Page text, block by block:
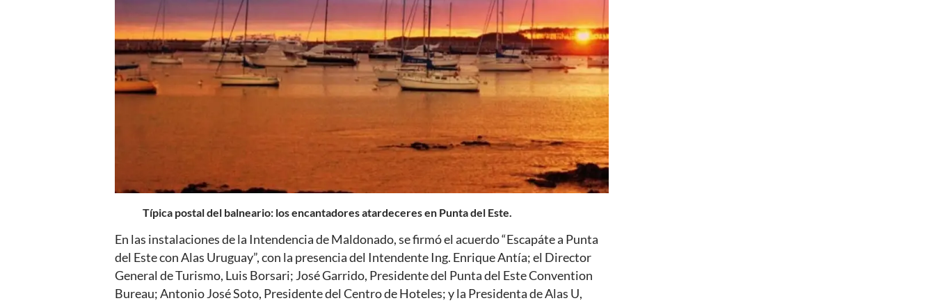
Típica postal del balneario: los encantadores atardeceres en Punta del Este.
En las instalaciones de la Intendencia de Maldonado, se firmó el acuerdo “Escapáte a Punta
del Este con Alas Uruguay”, con la presencia del Intendente Ing. Enrique Antía; el Director
General de Turismo, Luis Borsari; José Garrido, Presidente del Punta del Este Convention
Bureau; Antonio José Soto, Presidente del Centro de Hoteles; y la Presidenta de Alas U,